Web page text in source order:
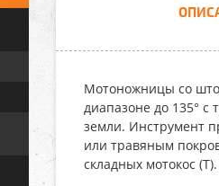
Мотоножницы со
диапазоне до 135° с
земли. Инструмент
или травяным
складных мотокос